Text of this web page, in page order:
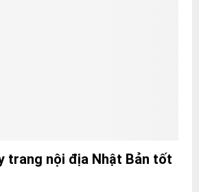
trang nội địa Nhật Bản tốt